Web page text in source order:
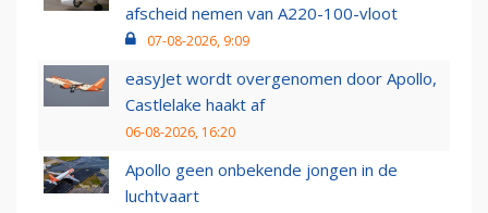
afscheid nemen van A220-100-vloot
07-08-2026, 9:09
easyJet wordt overgenomen door Apollo,
Castlelake haakt af
06-08-2026, 16:20
Apollo geen onbekende jongen in de
luchtvaart